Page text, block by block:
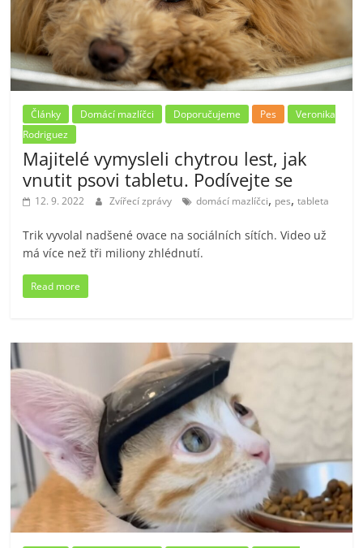
Články Domácí mazlíčci Doporučujeme Pes
Veronika
Rodriguez
Majitelé vymysleli chytrou lest, jak
vnutit psovi tabletu. Podívejte se
12. 9. 2022 Zvířecí zprávy domácí mazlíčci, pes,tableta
Trik vyvolal nadšené ovace na sociálních sítích. Video už
má více než tři miliony zhlédnutí.
Read more